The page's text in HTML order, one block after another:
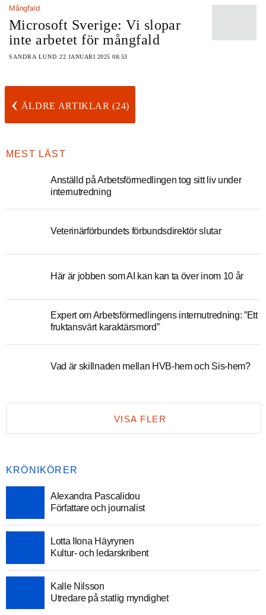
Mångfald
Microsoft Sverige: Vi slopar
inte arbetet för mångfald
SANDRA LUND 22 JANUARI 2025 08:53
‹ ÄLDRE ARTIKLAR (24)
MEST LÄST
Anställd på Arbetsförmedlingen tog sitt liv under
internutredning
Veterinärförbundets förbundsdirektör slutar
Här är jobben som AI kan kan ta över inom 10 år
Expert om Arbetsförmedlingens internutredning: ”Ett
fruktansvärt karaktärsmord”
Vad är skillnaden mellan HVB-hem och Sis-hem?
VISA FLER
KRÖNIKÖRER
Alexandra Pascalidou
Författare och journalist
Lotta Ilona Häyrynen
Kultur- och ledarskribent
Kalle Nilsson
Utredare på statlig myndighet